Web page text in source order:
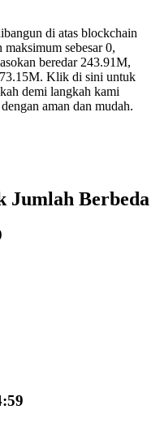
komisi copy trading
di atas blockchain
sebesar 0,
beredar 243.91M,
73.15M. Klik di sini untuk
demi langkah kami
dengan aman dan mudah.
Jumlah Berbeda